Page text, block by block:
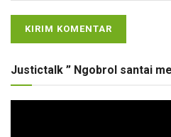
Justictalk ” Ngobrol santai